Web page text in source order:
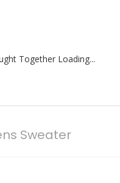
Together Loading...
Sweater